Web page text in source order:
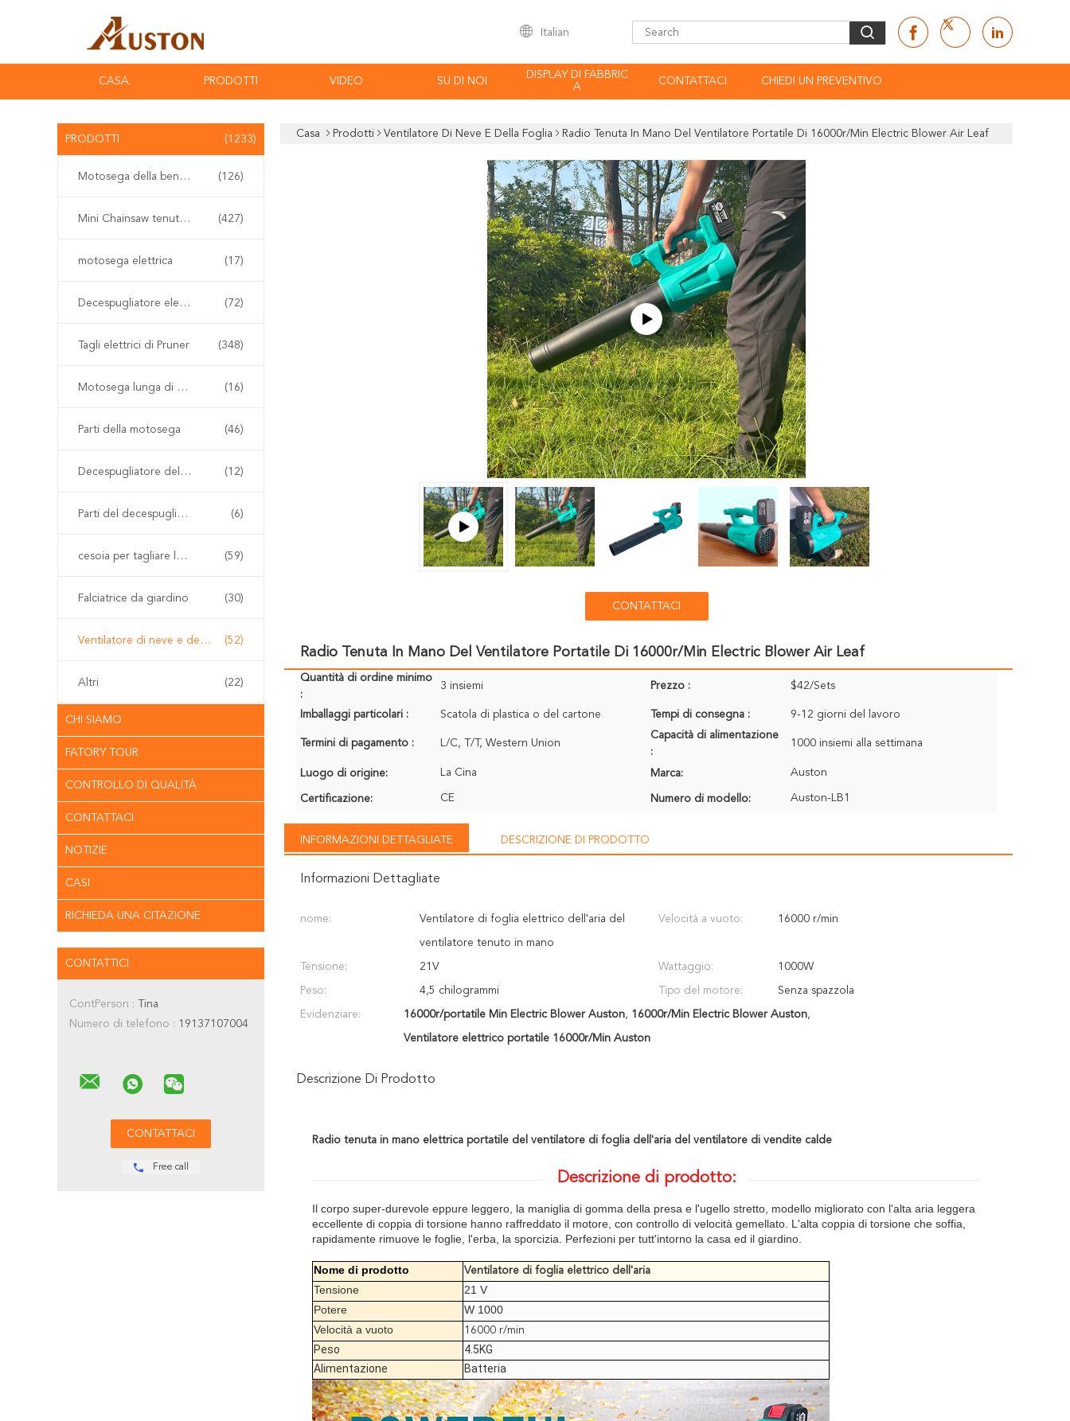
Italian
CASA. PRODOTTI VIDEO SU DI NOI
DISPLAY DI FABBRIC
A
CONTATTACI CHIEDI UN PREVENTIVO
PRODOTTI (1233)
Motosega della benzina (126)
Mini Chainsaw tenuto in mano (427)
motosega elettrica (17)
Decespugliatore elettrico (72)
Tagli elettrici di Pruner (348)
Motosega lunga di Palo (16)
Parti della motosega (46)
Decespugliatore della benzina (12)
Parti del decespugliatore (6)
cesoia per tagliare le siepi senza cordone (59)
Falciatrice da giardino (30)
Ventilatore di neve e della foglia (52)
Altri (22)
CHI SIAMO
FATORY TOUR
CONTROLLO DI QUALITÀ
CONTATTACI
NOTIZIE
CASI
RICHIEDA UNA CITAZIONE
CONTATTICI
ContPerson : Tina
Numero di telefono : 19137107004
Free call
Casa Prodotti Ventilatore Di Neve E Della Foglia Radio Tenuta In Mano Del Ventilatore Portatile Di 16000r/Min Electric Blower Air Leaf
CONTATTACI
Radio Tenuta In Mano Del Ventilatore Portatile Di 16000r/Min Electric Blower Air Leaf
Quantità di ordine minimo
:
3 insiemi Prezzo : $42/Sets
Imballaggi particolari : Scatola di plastica o del cartone Tempi di consegna : 9-12 giorni del lavoro
Termini di pagamento : L/C, T/T, Western Union
Capacità di alimentazione
:
1000 insiemi alla settimana
Luogo di origine: La Cina Marca: Auston
Certificazione: CE Numero di modello: Auston-LB1
INFORMAZIONI DETTAGLIATE DESCRIZIONE DI PRODOTTO
Informazioni Dettagliate
nome: Ventilatore di foglia elettrico dell'aria del
ventilatore tenuto in mano
Velocità a vuoto: 16000 r/min
Tensione: 21V Wattaggio: 1000W
Peso: 4,5 chilogrammi Tipo del motore: Senza spazzola
Evidenziare: 16000r/portatile Min Electric Blower Auston, 16000r/Min Electric Blower Auston,
Ventilatore elettrico portatile 16000r/Min Auston
Descrizione Di Prodotto
Radio tenuta in mano elettrica portatile del ventilatore di foglia dell'aria del ventilatore di vendite calde
Descrizione di prodotto:
Il corpo super-durevole eppure leggero, la maniglia di gomma della presa e l'ugello stretto, modello migliorato con l'alta aria leggera
eccellente di coppia di torsione hanno raffreddato il motore, con controllo di velocità gemellato. L'alta coppia di torsione che soffia,
rapidamente rimuove le foglie, l'erba, la sporcizia. Perfezioni per tutt'intorno la casa ed il giardino.
Nome di prodotto Ventilatore di foglia elettrico dell'aria
Tensione
21 V
Potere
W 1000
Velocità a vuoto
16000 r/min
Peso
4.5KG
Alimentazione
Batteria